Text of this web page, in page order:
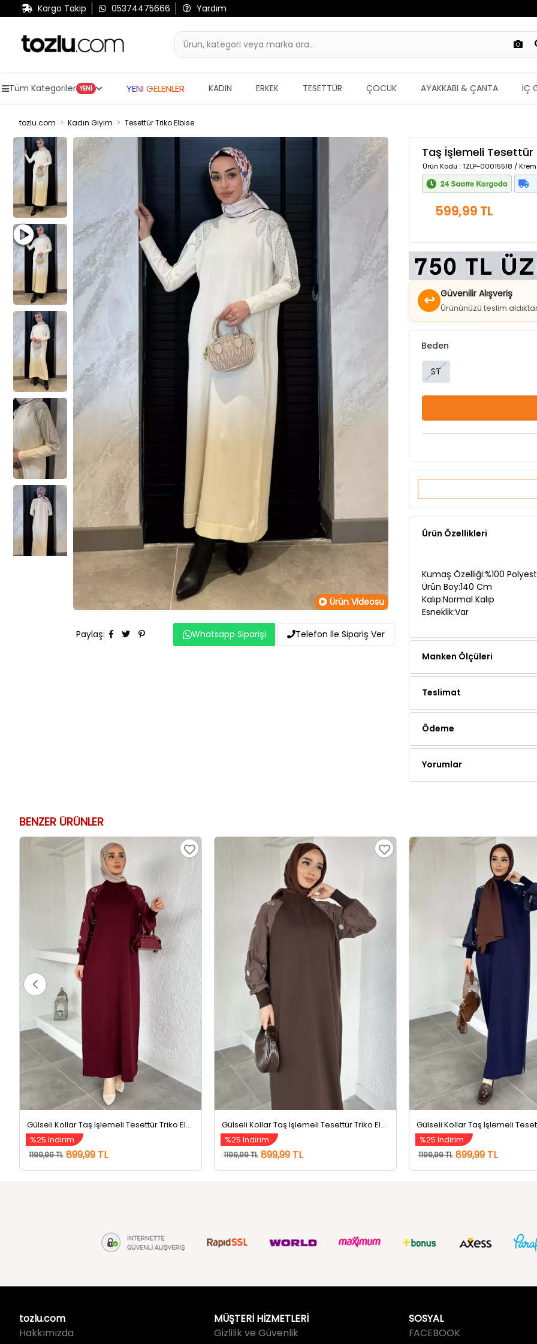
Kargo Takip 05374475666 Yardım
Tüm Kategoriler YENİ YENİ GELENLER KADIN ERKEK TESETTÜR ÇOCUK AYAKKABI & ÇANTA İÇ
tozlu.com Kadın Giyim Tesettür Triko Elbise
Ürün Videosu
Paylaş: Whatsapp Siparişi Telefon İle Sipariş Ver
Taş İşlemeli Tesettür
Ürün Kodu : TZLP-00015518 /
599,99 TL
↩ Güvenilir Alışveriş
Ürününüzü teslim
ST
Ürün Özellikleri
Kalıp:Normal Kalıp
Esneklik:Var
%25 İndirim
1199,99 TL 899,99 TL
Gülseli Kollar Taş İşlemeli Tesettür Triko Elbise Kahve
%25 İndirim
1199,99 TL 899,99 TL
%25 İndirim
1199,99 TL 899,99 TL
tozlu.com
İletişim
MÜŞTERİ HİZMETLERİ
Kullanım Koşulları
SOSYAL
INSTAGRAM